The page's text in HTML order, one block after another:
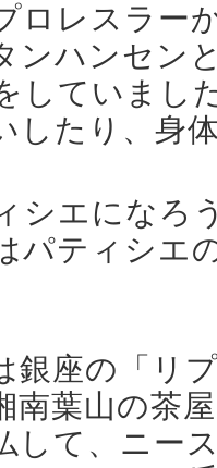
ロレスラー
ンハンセン
していまし
したり、身
シエになろ
パティシエ
銀座の「リ
南葉山の茶
して、ニー